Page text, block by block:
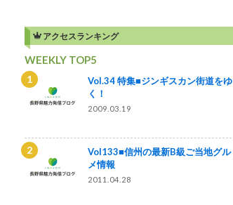
アクセスランキング
WEEKLY TOP5
Vol.34 特集■ジンギスカン街道をゆ
く！
2009.03.19
Vol133■信州の最新B級ご当地グル
メ情報
2011.04.28